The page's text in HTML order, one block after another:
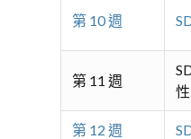
第 10 週
第 11 週
第 12 週